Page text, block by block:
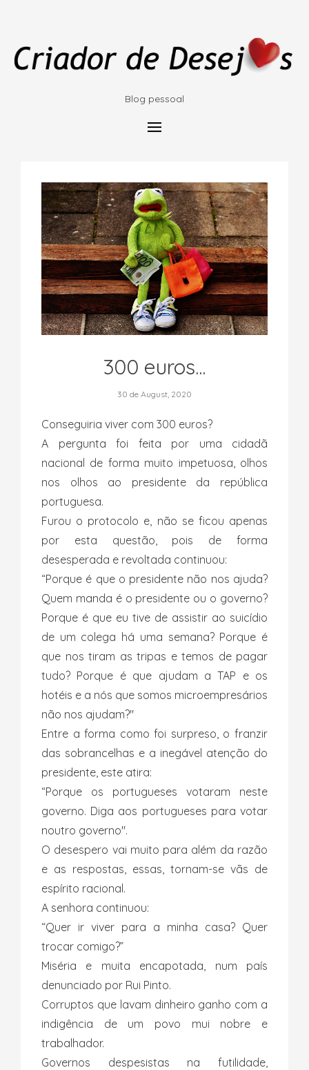
Blog pessoal
300 euros...
30 de August, 2020
Conseguiria viver com 300 euros?
A pergunta foi feita por uma cidadã
nacional de forma muito impetuosa, olhos
nos olhos ao presidente da república
portuguesa.
Furou o protocolo e, não se ficou apenas
por esta questão, pois de forma
desesperada e revoltada continuou:
“Porque é que o presidente não nos ajuda?
Quem manda é o presidente ou o governo?
Porque é que eu tive de assistir ao suicídio
de um colega há uma semana? Porque é
que nos tiram as tripas e temos de pagar
tudo? Porque é que ajudam a TAP e os
hotéis e a nós que somos microempresários
não nos ajudam?"
Entre a forma como foi surpreso, o franzir
das sobrancelhas e a inegável atenção do
presidente, este atira:
“Porque os portugueses votaram neste
governo. Diga aos portugueses para votar
noutro governo".
O desespero vai muito para além da razão
e as respostas, essas, tornam-se vãs de
espírito racional.
A senhora continuou:
“Quer ir viver para a minha casa? Quer
trocar comigo?”
Miséria e muita encapotada, num país
denunciado por Rui Pinto.
Corruptos que lavam dinheiro ganho com a
indigência de um povo mui nobre e
trabalhador.
Governos despesistas na futilidade,